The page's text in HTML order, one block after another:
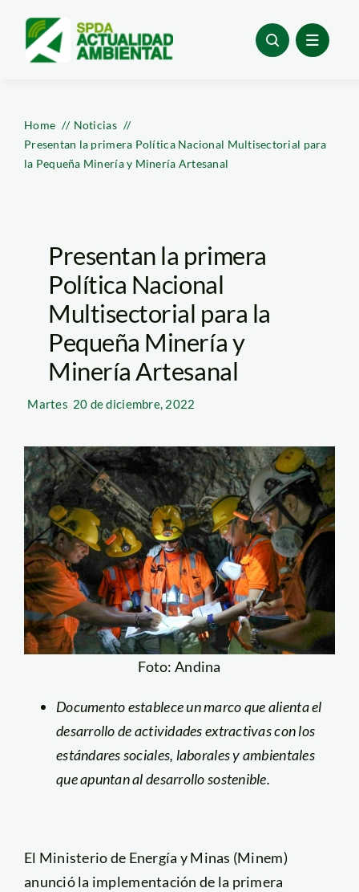
content
Home
Noticias
Presentan la primera Política Nacional Multisectorial para
la Pequeña Minería y Minería Artesanal
Presentan la primera
Política Nacional
Multisectorial para la
Pequeña Minería y
Minería Artesanal
Martes 20 de diciembre, 2022
Foto: Andina
Documento establece un marco que alienta el
desarrollo de actividades extractivas con los
estándares sociales, laborales y ambientales
que apuntan al desarrollo sostenible.
El Ministerio de Energía y Minas (Minem)
anunció la implementación de la primera